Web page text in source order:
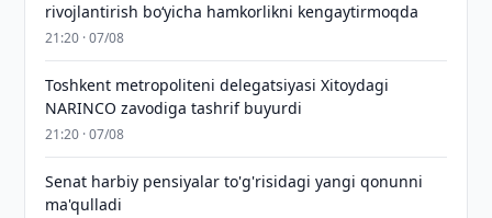
rivojlantirish boʻyicha hamkorlikni kengaytirmoqda
21:20 · 07/08
Toshkent metropoliteni delegatsiyasi Xitoydagi
NARINCO zavodiga tashrif buyurdi
21:20 · 07/08
Senat harbiy pensiyalar to'g'risidagi yangi qonunni
ma'qulladi